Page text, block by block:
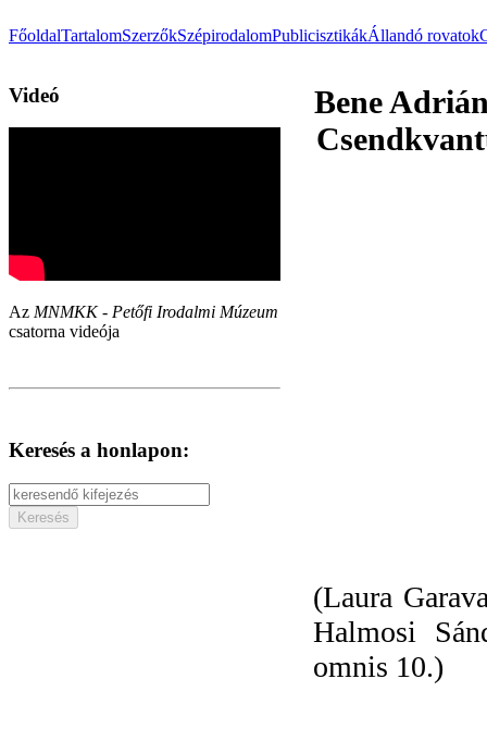
FőoldalTartalomSzerzőkSzépirodalomPublicisztikákÁllandó rovatok
Videó
Az MNMKK - Petőfi Irodalmi Múzeum
csatorna videója
Keresés a honlapon:
Bene
(Laura
Halmosi
omnis 10.)